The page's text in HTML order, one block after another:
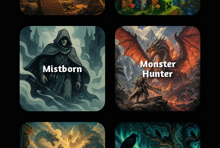
Mistborn
Monster
Hunter